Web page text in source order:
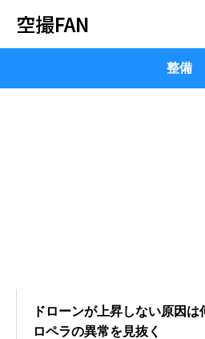
空撮FAN
整備
ドローンが上昇しない原因
ロペラの異常を見抜く